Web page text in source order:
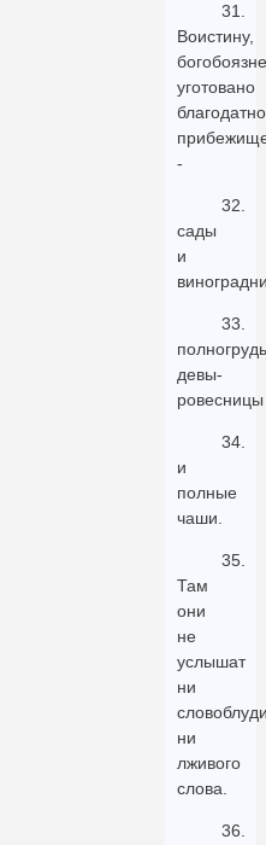
31.
Воистину,
уготовано
-
32.
сады
и
33.
девы-
ровесницы
34.
и
полные
чаши.
35.
Там
они
не
услышат
ни
ни
лживого
слова.
36.